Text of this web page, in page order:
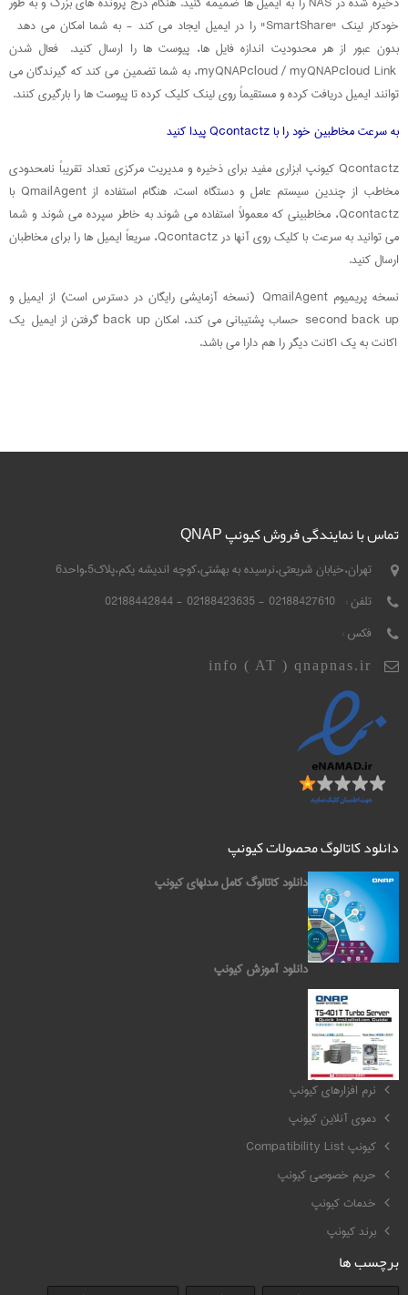
خودکار لینک "SmartShare" را در ایمیل ایجاد می کند - به شما امکان می دهد
بدون عبور از هر محدودیت اندازه فایل ها، پیوست ها را ارسال کنید. فعال شدن
myQNAPcloud / myQNAPcloud Link، به شما تضمین می کند که گیرندگان می
توانند ایمیل دریافت کرده و مستقیماً روی لینک کلیک کرده تا پیوست ها را بارگیری کنند.
به سرعت مخاطبین خود را با Qcontactz پیدا کنید
Qcontactz کیونپ ابزاری مفید برای ذخیره و مدیریت مرکزی تعداد تقریباً نامحدودی
مخاطب از چندین سیستم عامل و دستگاه است. هنگام استفاده از QmailAgent با
Qcontactz، مخاطبینی که معمولاً استفاده می شوند به خاطر سپرده می شوند و شما
می توانید به سرعت با کلیک روی آنها در Qcontactz، سریعاً ایمیل ها را برای مخاطبان
ارسال کنید.
نسخه پریمیوم QmailAgent (نسخه آزمایشی رایگان در دسترس است) از ایمیل و
second back up حساب پشتیبانی می کند، امکان back up گرفتن از ایمیل یک
اکانت به یک اکانت دیگر را هم دارا می باشد.
تماس با نمایندگی فروش کیونپ QNAP
تهران،خیابان شریعتی،نرسیده به بهشتی،کوچه اندیشه یکم،پلاک5،واحد6
تلفن : 02188427610 - 02188423635 - 02188442844
فکس :
info ( AT ) qnapnas.ir
دانلود کاتالوگ محصولات کیونپ
دانلود کاتالوگ کامل مدلهای کیونپ
دانلود آموزش کیونپ
کیونپ QNAP
نرم افزارهای کیونپ
دموی آنلاین کیونپ
کیونپ Compatibility List
حریم خصوصی کیونپ
خدمات کیونپ
برند کیونپ
برچسب ها